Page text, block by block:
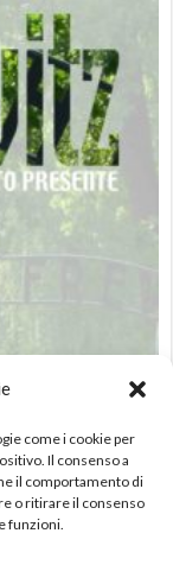
come i cookie per
Il consenso a
il comportamento di
o ritirare il consenso
funzioni.